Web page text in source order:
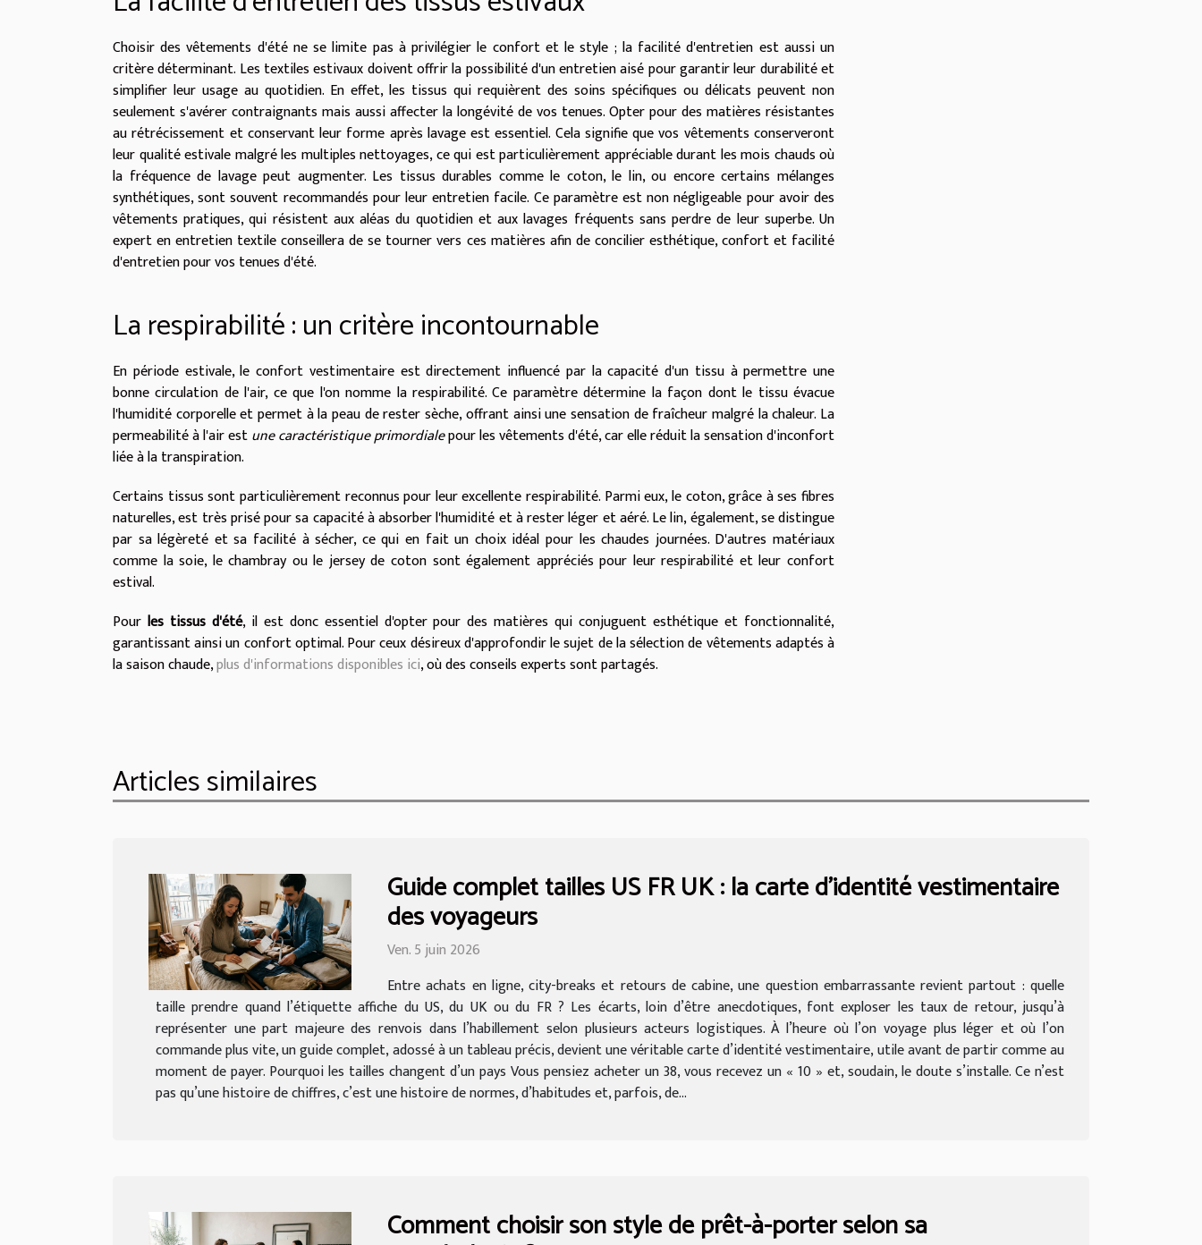
Choisir des vêtements d'été ne se limite pas à privilégier le confort et le style ; la facilité d'entretien est aussi un
critère déterminant. Les textiles estivaux doivent offrir la possibilité d'un entretien aisé pour garantir leur durabilité et
simplifier leur usage au quotidien. En effet, les tissus qui requièrent des soins spécifiques ou délicats peuvent non
seulement s'avérer contraignants mais aussi affecter la longévité de vos tenues. Opter pour des matières résistantes
au rétrécissement et conservant leur forme après lavage est essentiel. Cela signifie que vos vêtements conserveront
leur qualité estivale malgré les multiples nettoyages, ce qui est particulièrement appréciable durant les mois chauds où
la fréquence de lavage peut augmenter. Les tissus durables comme le coton, le lin, ou encore certains mélanges
synthétiques, sont souvent recommandés pour leur entretien facile. Ce paramètre est non négligeable pour avoir des
vêtements pratiques, qui résistent aux aléas du quotidien et aux lavages fréquents sans perdre de leur superbe. Un
expert en entretien textile conseillera de se tourner vers ces matières afin de concilier esthétique, confort et facilité
d'entretien pour vos tenues d'été.
La respirabilité : un critère incontournable
En période estivale, le confort vestimentaire est directement influencé par la capacité d'un tissu à permettre une
bonne circulation de l'air, ce que l'on nomme la respirabilité. Ce paramètre détermine la façon dont le tissu évacue
l'humidité corporelle et permet à la peau de rester sèche, offrant ainsi une sensation de fraîcheur malgré la chaleur. La
permeabilité à l'air estune caractéristique primordialepour les vêtements d'été, car elle réduit la sensation d'inconfort
liée à la transpiration.
Certains tissus sont particulièrement reconnus pour leur excellente respirabilité. Parmi eux, le coton, grâce à ses fibres
naturelles, est très prisé pour sa capacité à absorber l'humidité et à rester léger et aéré. Le lin, également, se distingue
par sa légèreté et sa facilité à sécher, ce qui en fait un choix idéal pour les chaudes journées. D'autres matériaux
comme la soie, le chambray ou le jersey de coton sont également appréciés pour leur respirabilité et leur confort
estival.
Pour les tissus d'été, il est donc essentiel d'opter pour des matières qui conjuguent esthétique et fonctionnalité,
garantissant ainsi un confort optimal. Pour ceux désireux d'approfondir le sujet de la sélection de vêtements adaptés à
la saison chaude,plus d'informations disponibles ici, où des conseils experts sont partagés.
Articles similaires
Guide complet tailles US FR UK : la carte d’identité vestimentaire
des voyageurs
Ven. 5 juin 2026
Entre achats en ligne, city-breaks et retours de cabine, une question embarrassante revient partout : quelle
taille prendre quand l’étiquette affiche du US, du UK ou du FR ? Les écarts, loin d’être anecdotiques, font exploser les taux de retour, jusqu’à
représenter une part majeure des renvois dans l’habillement selon plusieurs acteurs logistiques. À l’heure où l’on voyage plus léger et où l’on
commande plus vite, un guide complet, adossé à un tableau précis, devient une véritable carte d’identité vestimentaire, utile avant de partir comme au
moment de payer. Pourquoi les tailles changent d’un pays Vous pensiez acheter un 38, vous recevez un « 10 » et, soudain, le doute s’installe. Ce n’est
pas qu’une histoire de chiffres, c’est une histoire de normes, d’habitudes et, parfois, de...
Comment choisir son style de prêt-à-porter selon sa